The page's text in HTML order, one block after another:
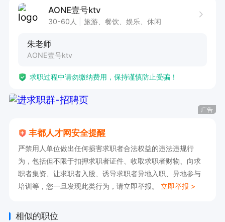
AONE壹号ktv
30-60人 旅游、餐饮、娱乐、休闲
朱老师
AONE壹号ktv
求职过程中请勿缴纳费用，保持谨慎防止受骗！
广告
丰都人才网安全提醒
严禁用人单位做出任何损害求职者合法权益的违法违规行
为，包括但不限于扣押求职者证件、收取求职者财物、向求
职者集资、让求职者入股、诱导求职者异地入职、异地参与
培训等，您一旦发现此类行为，请立即举报。 立即举报 >
相似的职位